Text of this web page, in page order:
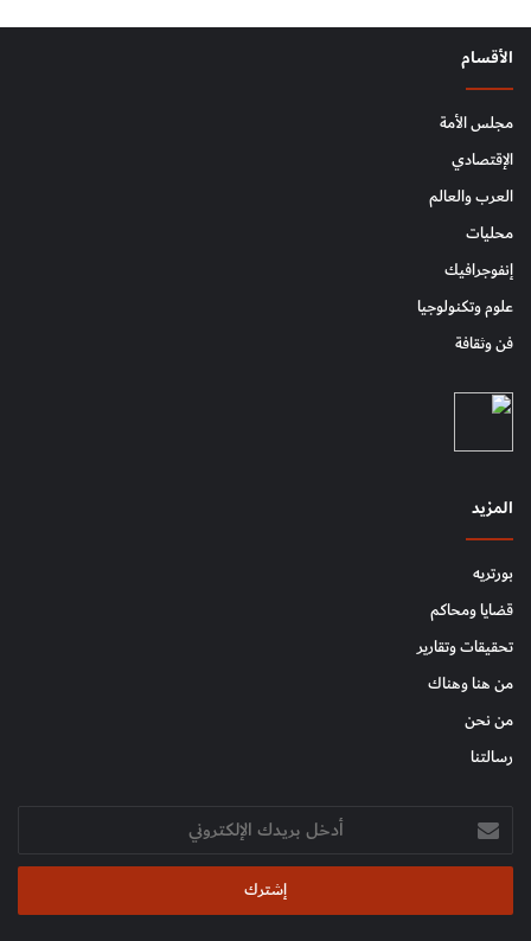
الأقسام
مجلس الأمة
الإقتصادي
العرب والعالم
محليات
إنفوجرافيك
علوم وتكنولوجيا
فن وثقافة
المزيد
بورتريه
قضايا ومحاكم
تحقيقات وتقارير
من هنا وهناك
من نحن
رسالتنا
أدخل
بريدك
الإلكتروني